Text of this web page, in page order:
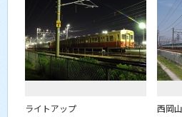
ライトアップ 西岡